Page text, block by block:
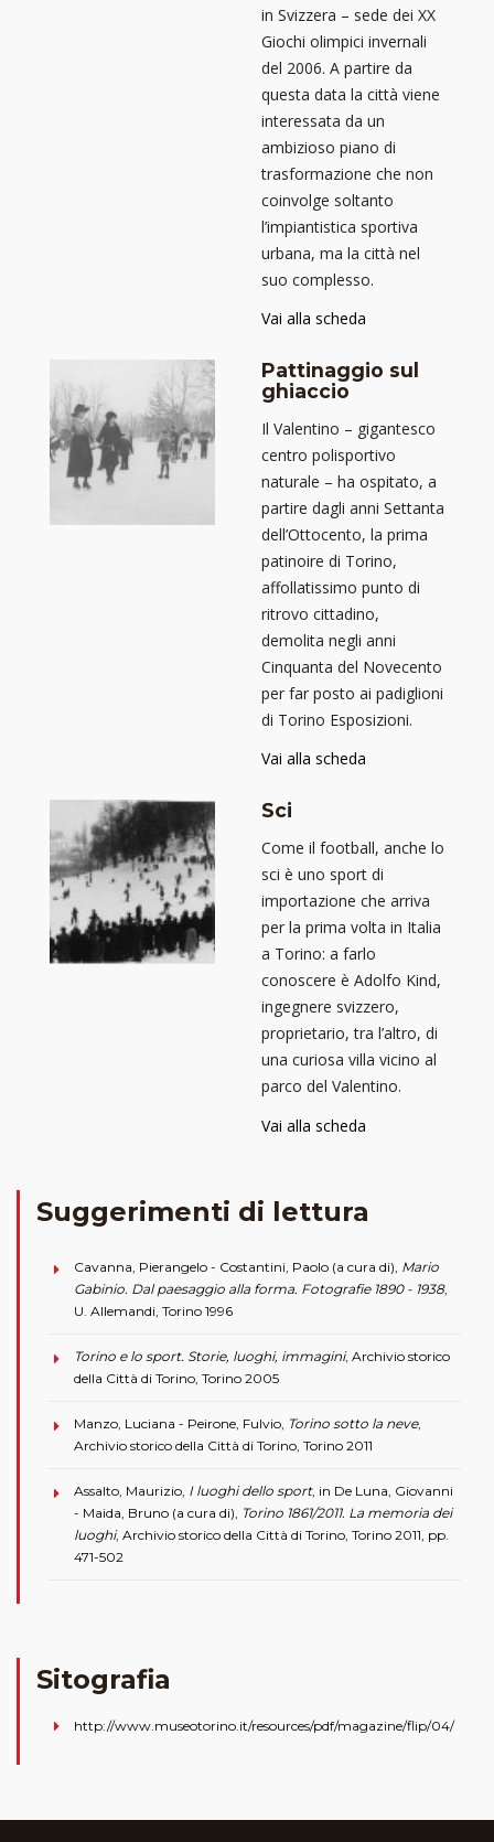
in Svizzera – sede dei XX
Giochi olimpici invernali
del 2006. A partire da
questa data la città viene
interessata da un
ambizioso piano di
trasformazione che non
coinvolge soltanto
l’impiantistica sportiva
urbana, ma la città nel
suo complesso.
Vai alla scheda
Pattinaggio sul
ghiaccio
Il Valentino – gigantesco
centro polisportivo
naturale – ha ospitato, a
partire dagli anni Settanta
dell’Ottocento, la prima
patinoire di Torino,
affollatissimo punto di
ritrovo cittadino,
demolita negli anni
Cinquanta del Novecento
per far posto ai padiglioni
di Torino Esposizioni.
Vai alla scheda
Sci
Come il football, anche lo
sci è uno sport di
importazione che arriva
per la prima volta in Italia
a Torino: a farlo
conoscere è Adolfo Kind,
ingegnere svizzero,
proprietario, tra l’altro, di
una curiosa villa vicino al
parco del Valentino.
Vai alla scheda
Suggerimenti di lettura
Cavanna, Pierangelo - Costantini, Paolo (a cura di), Mario
Gabinio. Dal paesaggio alla forma. Fotografie 1890 - 1938,
U. Allemandi, Torino 1996
Torino e lo sport. Storie, luoghi, immagini, Archivio storico
della Città di Torino, Torino 2005
Manzo, Luciana - Peirone, Fulvio, Torino sotto la neve,
Archivio storico della Città di Torino, Torino 2011
Assalto, Maurizio, I luoghi dello sport, in De Luna, Giovanni
- Maida, Bruno (a cura di), Torino 1861/2011. La memoria dei
luoghi, Archivio storico della Città di Torino, Torino 2011, pp.
471-502
Sitografia
http://www.museotorino.it/resources/pdf/magazine/flip/04/